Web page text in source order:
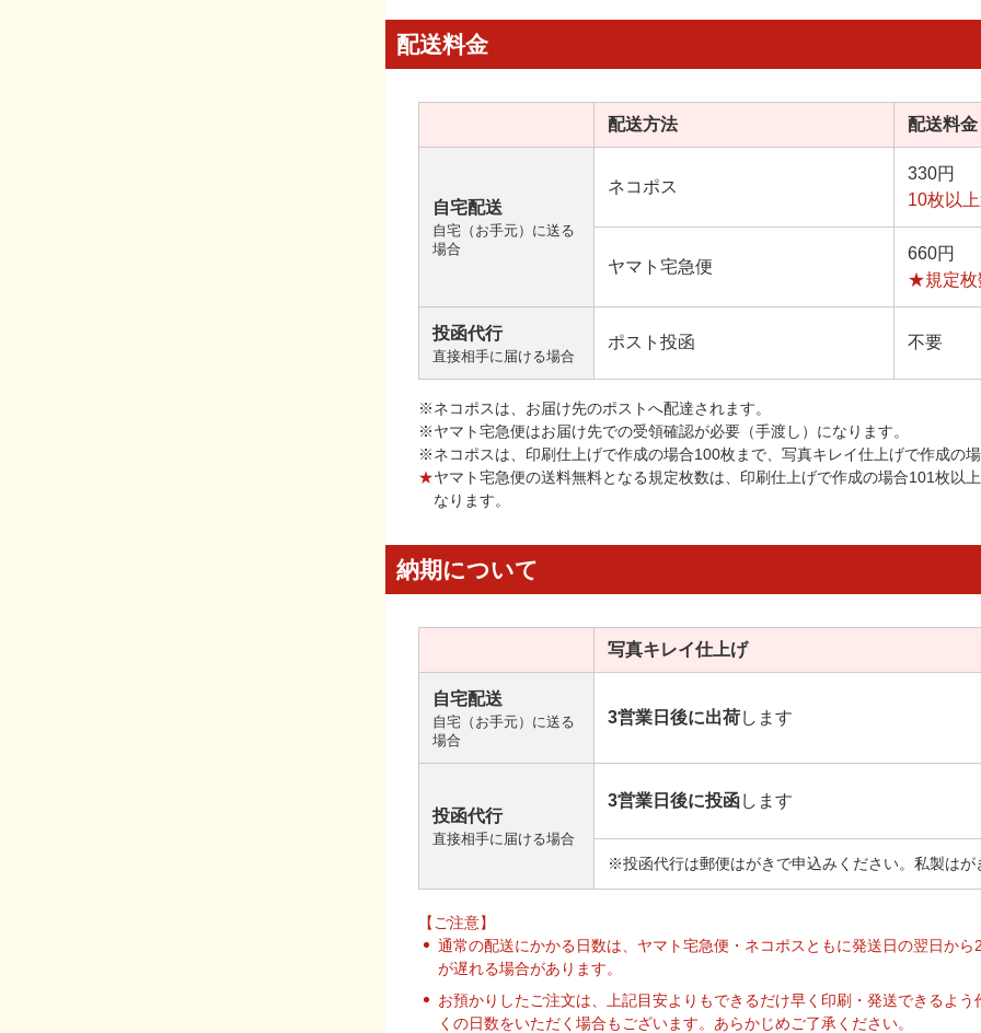
配送料金
配送方法 配送料金
自宅配送
自宅（お手元）に送る
場合
ネコポス
330円
10枚以
ヤマト宅急便
660円
★規定枚
投函代行
直接相手に届ける場合
ポスト投函 不要
※ネコポスは、お届け先のポストへ配達されます。
※ヤマト宅急便はお届け先での受領確認が必要（手渡し）になります。
※ネコポスは、印刷仕上げで作成の場合100枚まで、写真キレイ仕上げで作成の
★ヤマト宅急便の送料無料となる規定枚数は、印刷仕上げで作成の場合101枚以
なります。
納期について
写真キレイ仕上げ
自宅配送
自宅（お手元）に送る
場合
3営業日後に出荷します
投函代行
直接相手に届ける場合
3営業日後に投函します
※投函代行は郵便はがきで申込みください。私製は
【ご注意】
通常の配送にかかる日数は、ヤマト宅急便・ネコポスともに発送日の翌日か
が遅れる場合があります。
お預かりしたご注文は、上記目安よりもできるだけ早く印刷・発送できるよ
くの日数をいただく場合もございます。あらかじめご了承ください。